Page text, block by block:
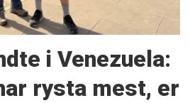
i Venezuela:
rysta mest, er